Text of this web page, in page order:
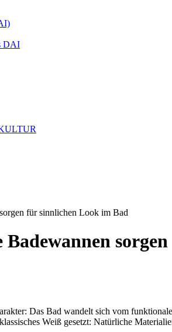
DAI
für sinnlichen Look im Bad
Das Bad wandelt sich vom
Weiß gesetzt: Natürliche